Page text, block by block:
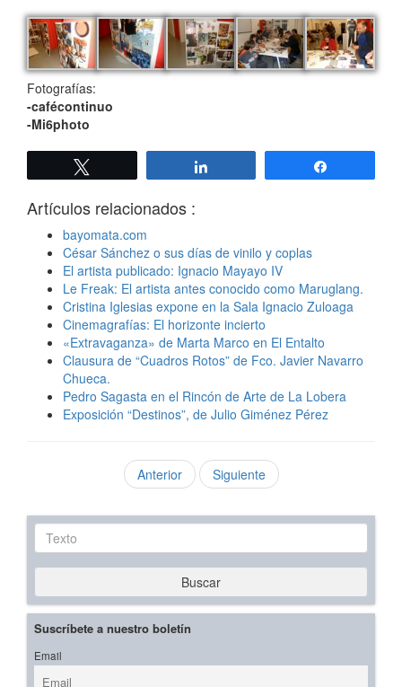
Fotografías:
-cafécontinuo
-Mi6photo
Artículos relacionados :
bayomata.com
César Sánchez o sus días de vinilo y coplas
El artista publicado: Ignacio Mayayo IV
Le Freak: El artista antes conocido como Maruglang.
Cristina Iglesias expone en la Sala Ignacio Zuloaga
Cinemagrafías: El horizonte incierto
«Extravaganza» de Marta Marco en El Entalto
Clausura de “Cuadros Rotos” de Fco. Javier Navarro
Chueca.
Pedro Sagasta en el Rincón de Arte de La Lobera
Exposición “Destinos”, de Julio Giménez Pérez
Anterior Siguiente
Texto
Buscar
Suscríbete a nuestro boletín
Email